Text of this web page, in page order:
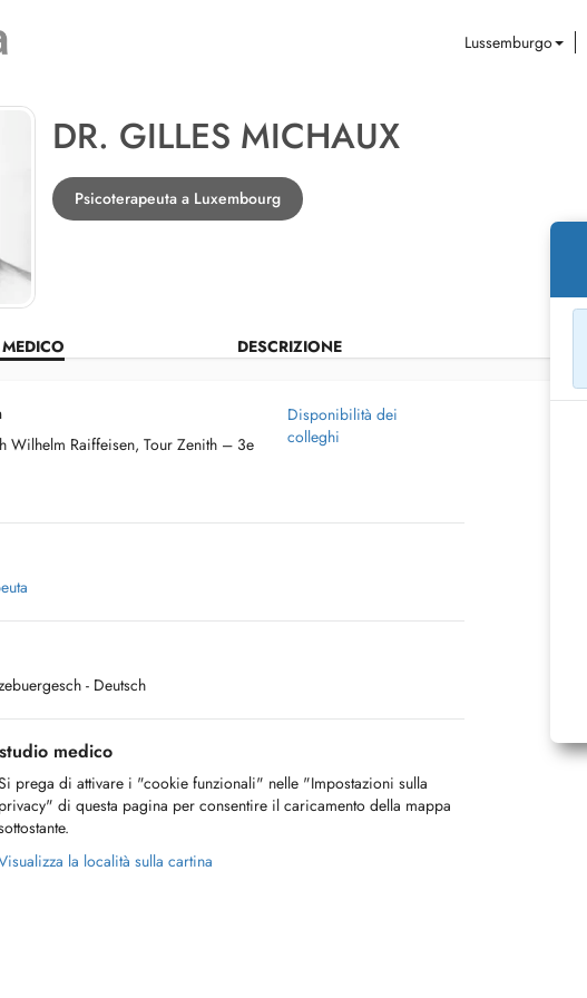
Lussemburgo
DR. GILLES MICHAUX
Psicoterapeuta a Luxembourg
DESCRIZIONE
Wilhelm Raiffeisen, Tour Zenith – 3e
Disponibilità dei
colleghi
- Deutsch
medico
prega di attivare i "cookie funzionali" nelle "Impostazioni sulla
privacy" di questa pagina per consentire il caricamento della mappa
la località sulla cartina